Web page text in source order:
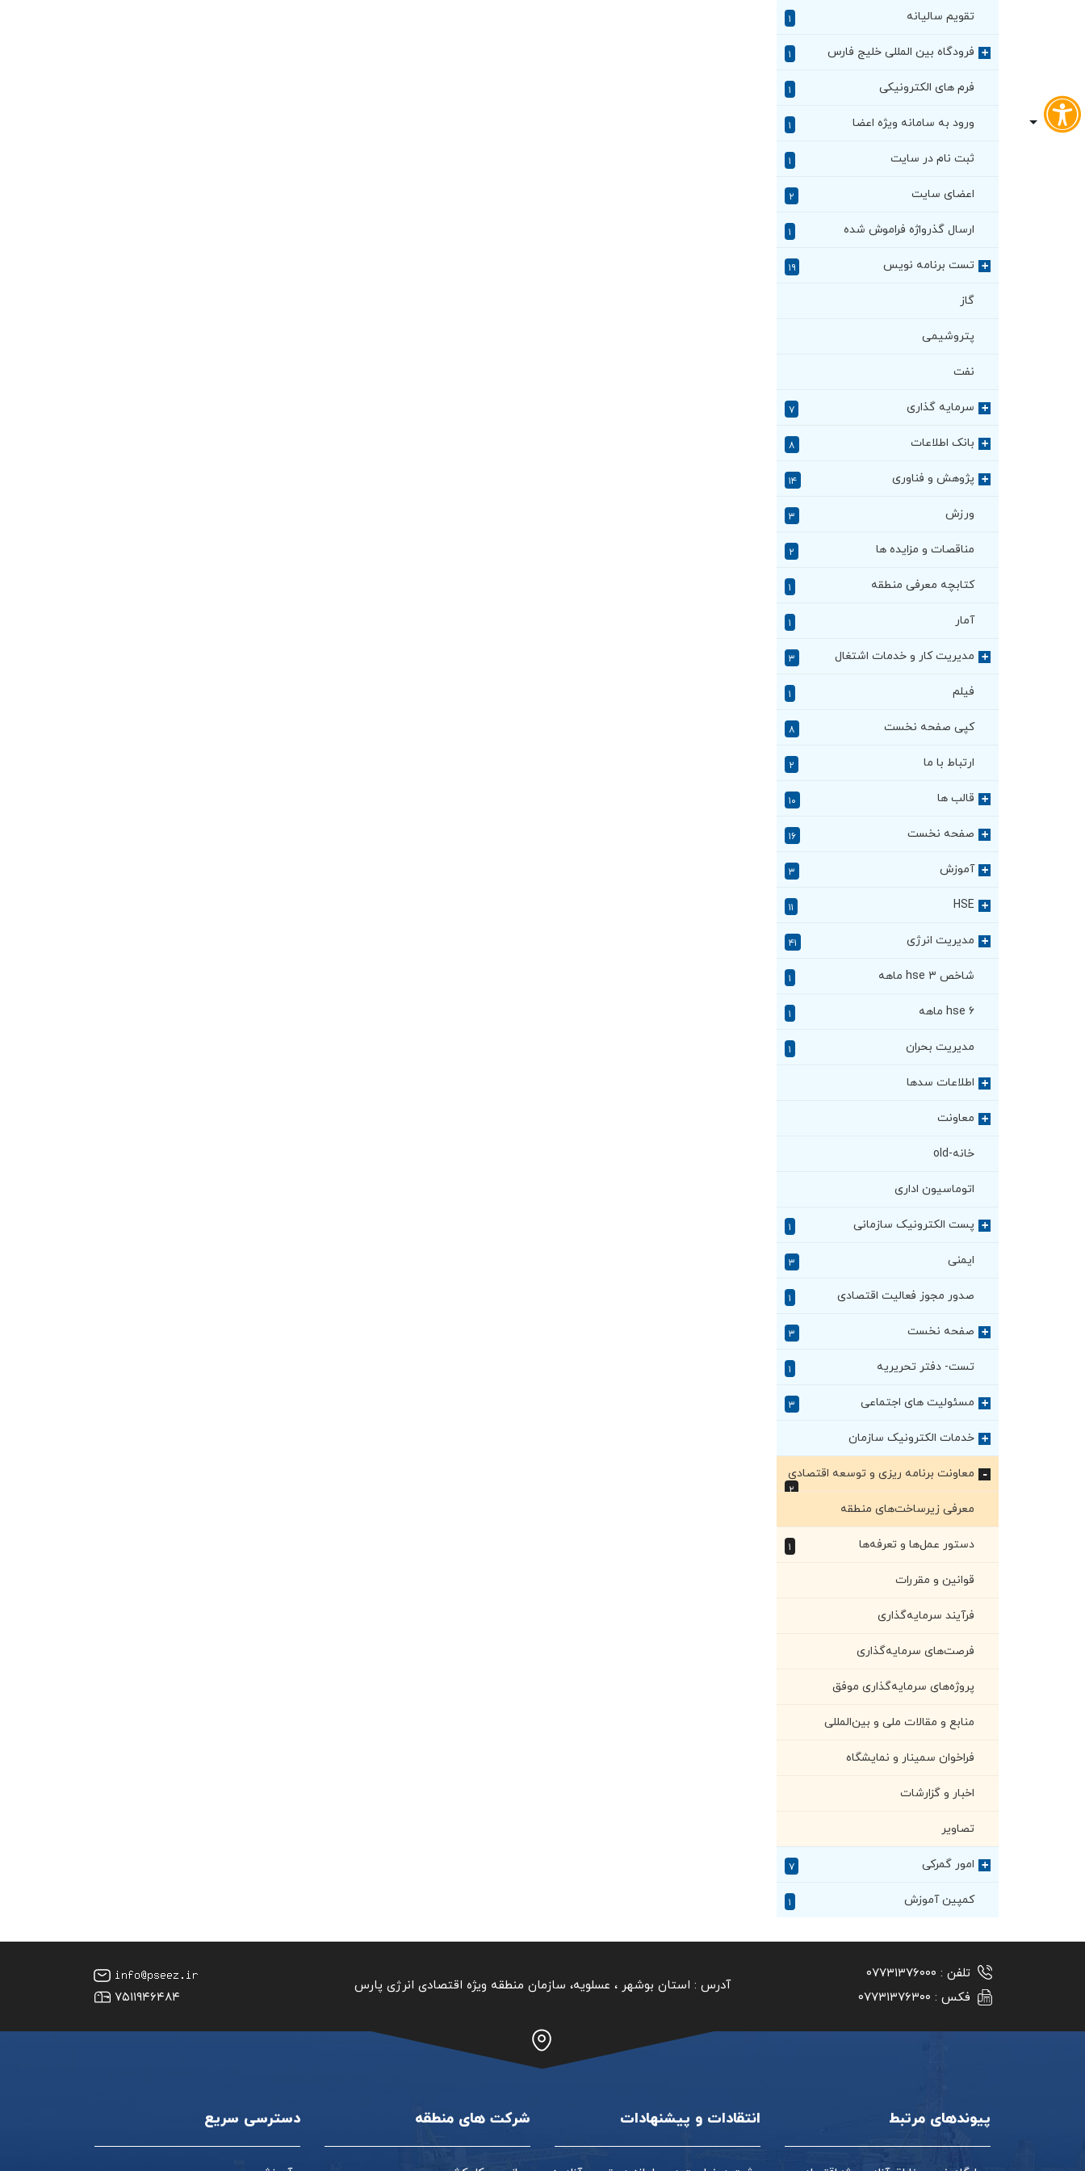
تقویم سالیانه ۱
+ فرودگاه بین المللی خلیج فارس ۱
فرم های الکترونیکی ۱
ورود به سامانه ویژه اعضا ۱
ثبت نام در سایت ۱
اعضای سایت ۲
ارسال گذرواژه فراموش شده ۱
+ تست برنامه نویس ۱۹
گاز
پتروشیمی
نفت
+ سرمایه گذاری ۷
+ بانک اطلاعات ۸
+ پژوهش و فناوری ۱۴
ورزش ۳
مناقصات و مزایده ها ۲
کتابچه معرفی منطقه ۱
آمار ۱
+ مدیریت کار و خدمات اشتغال ۳
فیلم ۱
کپی صفحه نخست ۸
ارتباط با ما ۲
+ قالب ها ۱۰
+ صفحه نخست ۱۶
+ آموزش ۳
+
HSE ۱۱
+ مدیریت انرژی ۴۱
شاخص hse ۳ ماهه ۱
hse ۶ ماهه ۱
مدیریت بحران ۱
+ اطلاعات سدها
+ معاونت
خانه-old
اتوماسیون اداری
+ پست الکترونیک سازمانی ۱
ایمنی ۳
صدور مجوز فعالیت اقتصادی ۱
+ صفحه نخست ۳
تست- دفتر تحریریه ۱
+ مسئولیت های اجتماعی ۳
+ خدمات الکترونیک سازمان
معاونت برنامه ریزی و توسعه اقتصادی
۲
معرفی زیرساخت‌های منطقه
دستور عمل‌ها و تعرفه‌ها ۱
قوانین و مقررات
فرآیند سرمایه‌گذاری
فرصت‌های سرمایه‌گذاری
پروژه‌های سرمایه‌گذاری موفق
منابع و مقالات ملی و بین‌المللی
فراخوان سمینار و نمایشگاه
اخبار و گزارشات
تصاویر
+ امور گمرکی ۷
کمپین آموزش ۱
تلفن : ۰۷۷۳۱۳۷۶۰۰۰
فکس : ۰۷۷۳۱۳۷۶۳۰۰
آدرس : استان بوشهر ‏، عسلویه، سازمان منطقه ویژه اقتصادی انرژی پارس
۷۵۱۱۹۴۶۴۸۴
پیوندهای مرتبط انتقادات و پیشنهادات شرکت های منطقه دسترسی سریع